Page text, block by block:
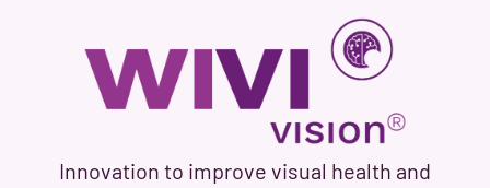
Innovation to improve visual health and